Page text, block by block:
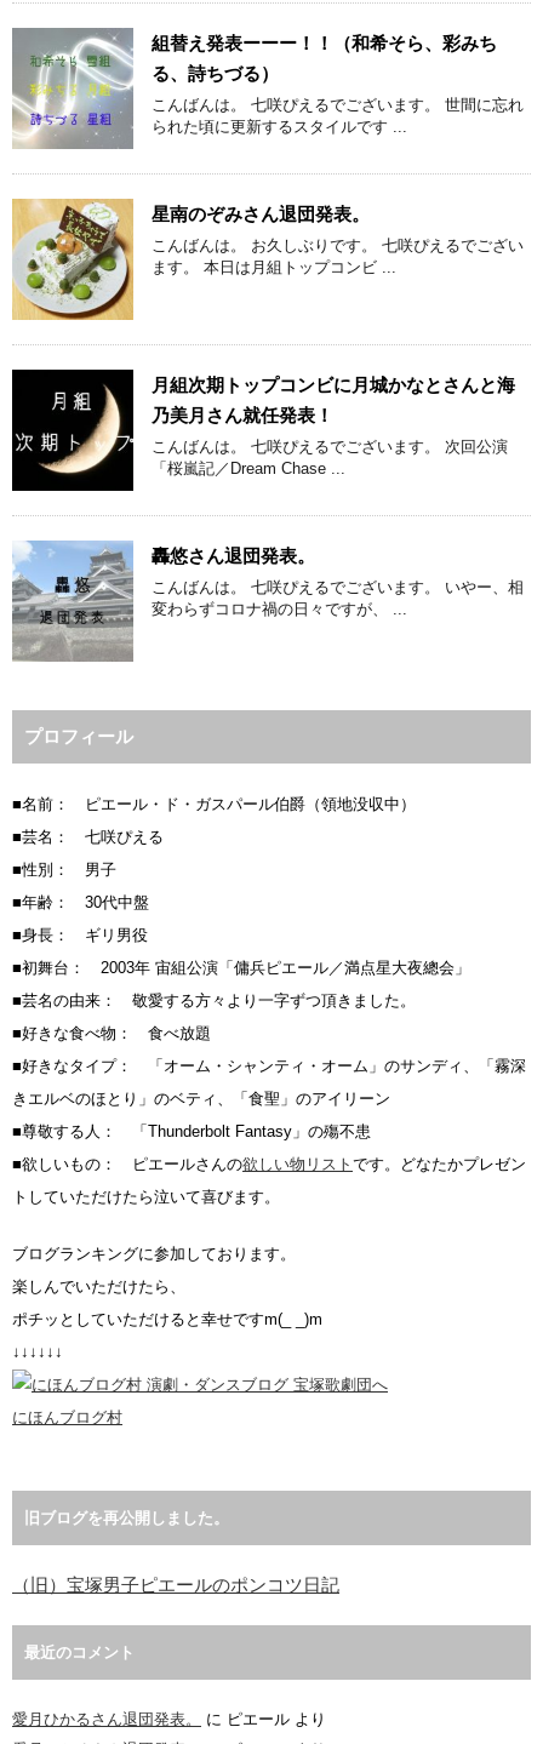
組替え発表ーーー！！（和希そら、彩みち
る、詩ちづる）
こんばんは。 七咲ぴえるでございます。 世間に忘れ
られた頃に更新するスタイルです ...
星南のぞみさん退団発表。
こんばんは。 お久しぶりです。 七咲ぴえるでござい
ます。 本日は月組トップコンビ ...
月組次期トップコンビに月城かなとさんと海
乃美月さん就任発表！
こんばんは。 七咲ぴえるでございます。 次回公演
「桜嵐記／Dream Chase ...
轟悠さん退団発表。
こんばんは。 七咲ぴえるでございます。 いやー、相
変わらずコロナ禍の日々ですが、 ...
プロフィール
■名前： ピエール・ド・ガスパール伯爵（領地没収中）
■芸名： 七咲ぴえる
■性別： 男子
■年齢： 30代中盤
■身長： ギリ男役
■初舞台： 2003年 宙組公演「傭兵ピエール／満点星大夜總会」
■芸名の由来： 敬愛する方々より一字ずつ頂きました。
■好きな食べ物： 食べ放題
■好きなタイプ： 「オーム・シャンティ・オーム」のサンディ、「霧深
きエルベのほとり」のベティ、「食聖」のアイリーン
■尊敬する人： 「Thunderbolt Fantasy」の殤不患
■欲しいもの： ピエールさんの欲しい物リスト です。どなたかプレゼン
トしていただけたら泣いて喜びます。
ブログランキングに参加しております。
楽しんでいただけたら、
ポチッとしていただけると幸せですm(_ _)m
↓↓↓↓↓↓
にほんブログ村
旧ブログを再公開しました。
（旧）宝塚男子ピエールのポンコツ日記
最近のコメント
愛月ひかるさん退団発表。 に ピエール より